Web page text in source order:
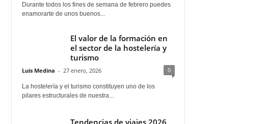
Durante todos los fines de semana de febrero puedes
enamorarte de unos buenos...
El valor de la formación en
el sector de la hostelería y
turismo
Luis Medina - 27 enero, 2026 0
La hostelería y el turismo constituyen uno de los
pilares estructurales de nuestra...
Tendencias de viajes 2026